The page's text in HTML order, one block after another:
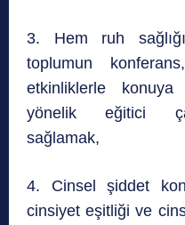
3. Hem ruh
toplumun
etkinliklerle konuya
yönelik eğitici
sağlamak,
4. Cinsel şiddet
cinsiyet eşitliği ve